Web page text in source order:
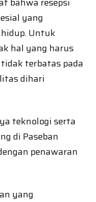
yang
Untuk
hal yang harus
terbatas pada
dihari
teknologi serta
di Paseban
penawaran
yang